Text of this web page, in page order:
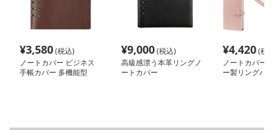
¥3,580(税込)
ノートカバー ビジネス
手帳カバー 多機能型
¥9,000(税込)
高級感漂う本革リングノ
ートカバー
¥4,420(税
ノートカバー
ー製リングバ